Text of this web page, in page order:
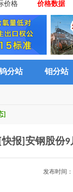
价格
价格数据
分站 钼分站
]
[快报]安钢股份
发布时间